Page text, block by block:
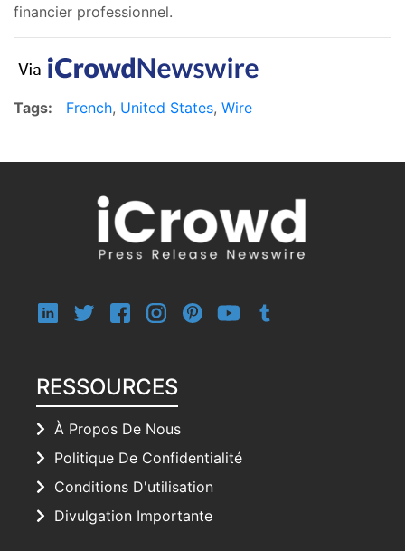
financier professionnel.
Tags: French, United States, Wire
RESSOURCES
À Propos De Nous
Politique De Confidentialité
Conditions D'utilisation
Divulgation Importante